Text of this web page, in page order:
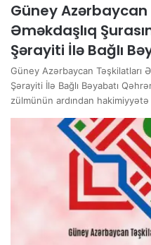
Güney Azərbaycan
Əməkdaşlıq
Şərayiti İlə Bağlı
Güney Azərbaycan Təşkilatları
Şərayiti İlə Bağlı Bəyabatı
zülmünün ardından